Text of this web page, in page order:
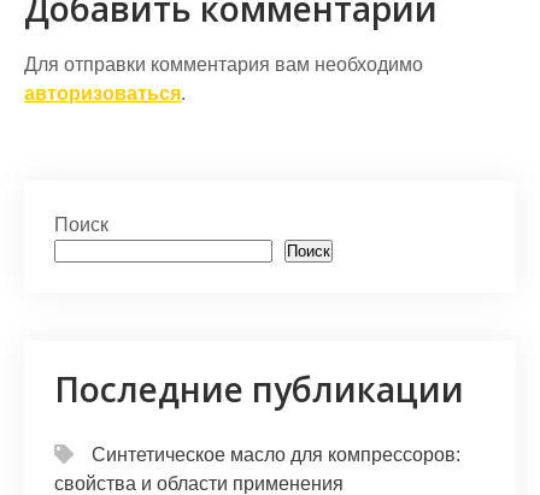
Для отправки комментария вам необходимо
авторизоваться.
Поиск
Поиск
Последние публикации
Синтетическое масло для компрессоров:
свойства и области применения